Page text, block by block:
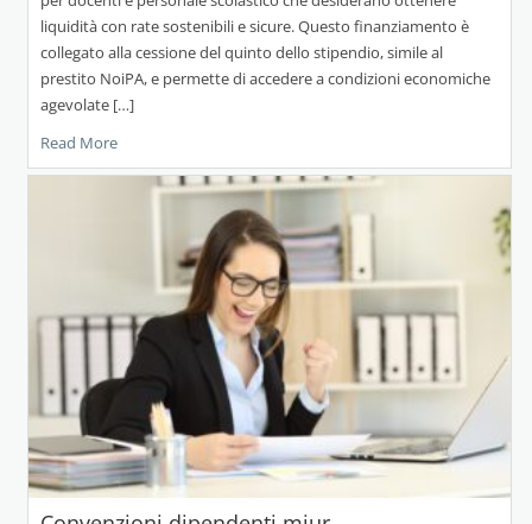
liquidità con rate sostenibili e sicure. Questo finanziamento è
collegato alla cessione del quinto dello stipendio, simile al
prestito NoiPA, e permette di accedere a condizioni economiche
agevolate […]
Read More